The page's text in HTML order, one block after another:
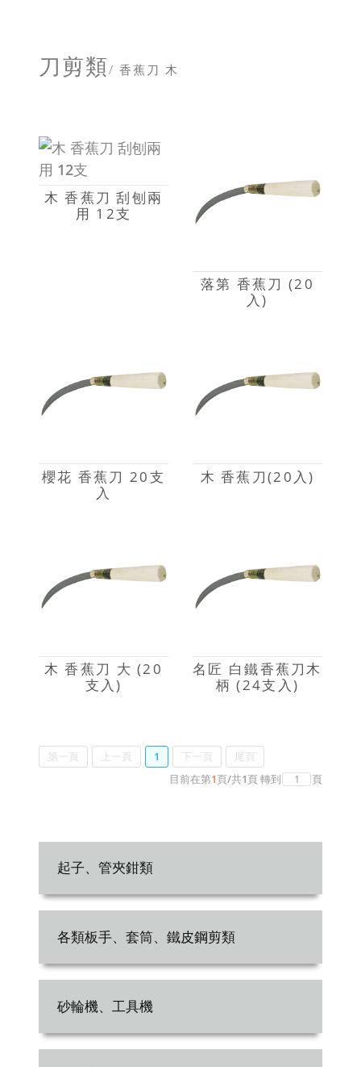
刀剪類/ 香蕉刀 木
木 香蕉刀 刮刨兩
用 12支
落第 香蕉刀 (20
入)
櫻花 香蕉刀 20支
入
木 香蕉刀(20入)
木 香蕉刀 大 (20
支入)
名匠 白鐵香蕉刀木
柄 (24支入)
第一頁 上一頁 1 下一頁
尾頁
目前在第1頁/共1頁轉到 頁
起子、管夾鉗類
各類板手、套筒、鐵皮鋼剪類
砂輪機、工具機